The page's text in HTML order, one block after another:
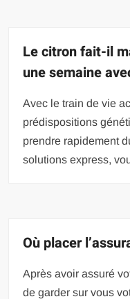
Le citron fait-il
une semaine
Avec le train de vie
prédispositions
prendre rapidement
solutions express,
Où placer
Après avoir assuré
de garder sur vous